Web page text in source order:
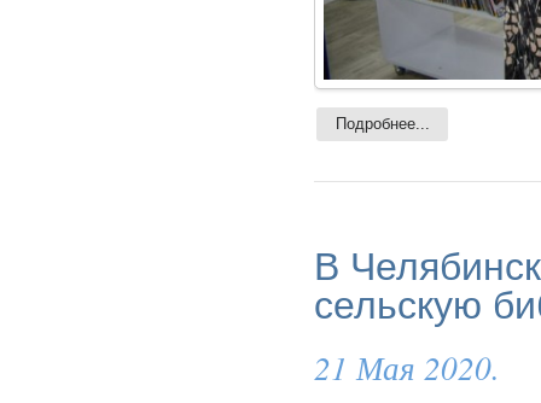
Подробнее...
В
сельскую
21 Мая 2020.